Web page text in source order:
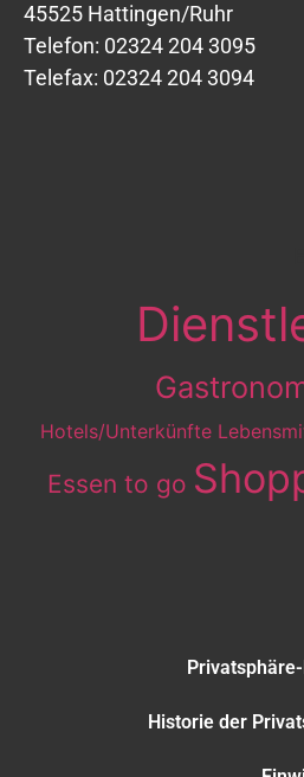
45525 Hattingen/Ruhr
Telefon: 02324 204 3095
Telefax: 02324 204 3094
Hotels/Unterkünfte
Essen to go
Historie der